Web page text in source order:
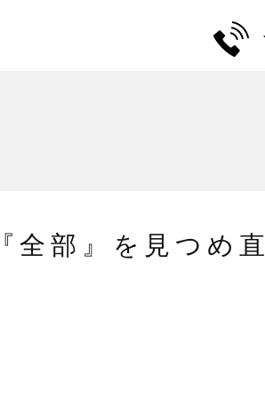
全部』を見つめ直